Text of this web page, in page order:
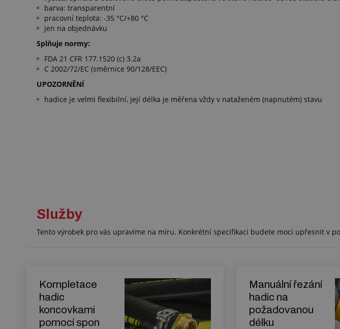
barva: transparentní
pracovní teplota: -35 °C/+80 °C
jen na objednávku
Splňuje normy:
FDA 21 CFR 177.1520 (c) 3.2a
C 2002/72/EC (směrnice 90/128/EEC)
UPOZORNĚNÍ
hadice je velmi flexibilní, její délka je měřena vždy v nataženém (napnutém) stavu
Služby
Tento výrobek pro vás upravíme na míru. Konkrétní specifikaci budete moci upřesnit v
Kompletace
hadic
koncovkami
pomocí spon
Manuální řezání
hadic na
požadovanou
délku